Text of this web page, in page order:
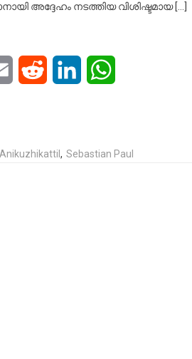
അദ്ദേഹം നടത്തിയ വിശിഷ്ടമായ […]
Email Reddit LinkedIn
, Sebastian Paul